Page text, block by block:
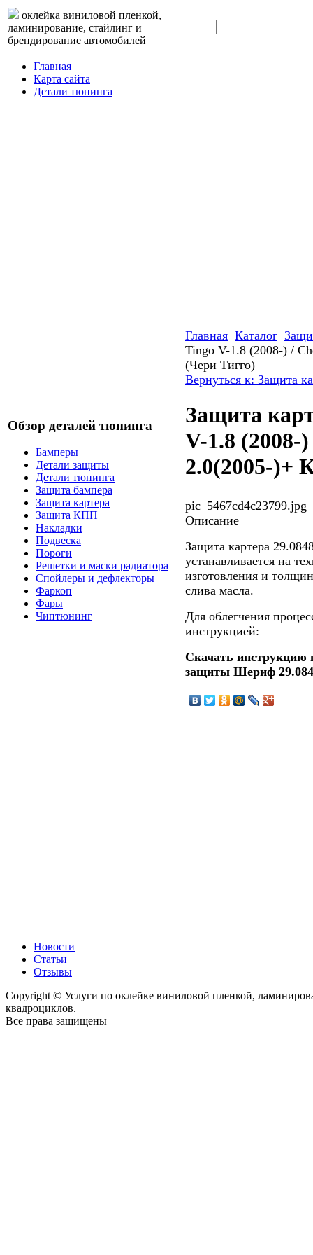
оклейка виниловой пленкой,
ламинирование, стайлинг и
брендирование автомобилей
Главная
Карта сайта
Детали тюнинга
Обзор деталей тюнинга
Бамперы
Детали защиты
Детали тюнинга
Защита бампера
Защита картера
Защита КПП
Накладки
Подвеска
Пороги
Решетки и маски радиатора
Спойлеры и дефлекторы
Фаркоп
Фары
Чиптюнинг
Главная Каталог
Tingo V-1.8 (2008-) /
(Чери Тигго)
Вернуться к: Защита
Защита
V-1.8 (2008-
2.0(2005-)+
pic_5467cd4c23799.jpg
Описание
Защита картера
устанавливается на
изготовления и
слива масла.
Для облегчения
инструкцией:
Скачать инструкцию
защиты Шериф
Новости
Статьи
Отзывы
Copyright © Услуги по оклейке виниловой пленкой,
квадроциклов.
Все права защищены